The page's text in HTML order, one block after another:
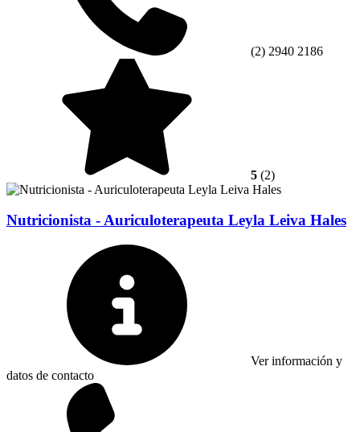
(2) 2940 2186
5 (2)
Nutricionista - Auriculoterapeuta Leyla Leiva Hales
Ver información y
datos de contacto